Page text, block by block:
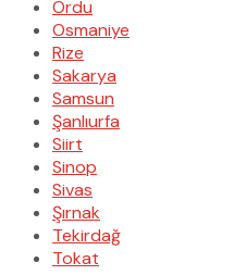
Ordu
Osmaniye
Rize
Sakarya
Samsun
Şanlıurfa
Siirt
Sinop
Sivas
Şırnak
Tekirdağ
Tokat